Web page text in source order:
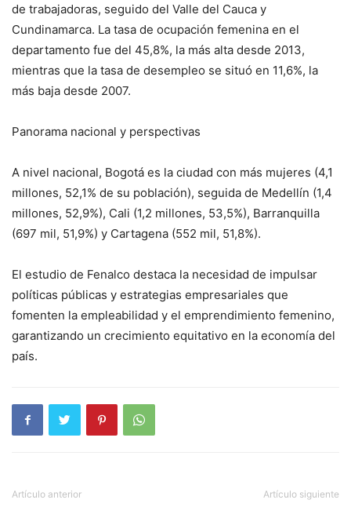
de trabajadoras, seguido del Valle del Cauca y
Cundinamarca. La tasa de ocupación femenina en el
departamento fue del 45,8%, la más alta desde 2013,
mientras que la tasa de desempleo se situó en 11,6%, la
más baja desde 2007.
Panorama nacional y perspectivas
A nivel nacional, Bogotá es la ciudad con más mujeres (4,1
millones, 52,1% de su población), seguida de Medellín (1,4
millones, 52,9%), Cali (1,2 millones, 53,5%), Barranquilla
(697 mil, 51,9%) y Cartagena (552 mil, 51,8%).
El estudio de Fenalco destaca la necesidad de impulsar
políticas públicas y estrategias empresariales que
fomenten la empleabilidad y el emprendimiento femenino,
garantizando un crecimiento equitativo en la economía del
país.
Artículo anterior Artículo siguiente